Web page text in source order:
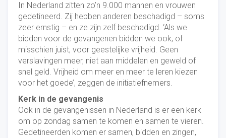
In Nederland zitten zo’n 9.000 mannen en vrouwen
gedetineerd. Zij hebben anderen beschadigd – soms
zeer ernstig – en ze zijn zelf beschadigd. ‘Als we
bidden voor de gevangenen bidden we ook, of
misschien juist, voor geestelijke vrijheid. Geen
verslavingen meer, niet aan middelen en geweld of
snel geld. Vrijheid om meer en meer te leren kiezen
voor het goede’, zeggen de initiatiefnemers.
Kerk in de gevangenis
Ook in de gevangenissen in Nederland is er een kerk
om op zondag samen te komen en samen te vieren.
Gedetineerden komen er samen, bidden en zingen,